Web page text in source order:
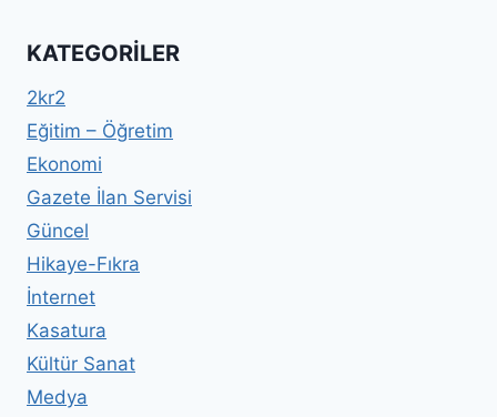
KATEGORILER
2kr2
Eğitim – Öğretim
Ekonomi
Gazete İlan Servisi
Güncel
Hikaye-Fıkra
İnternet
Kasatura
Kültür Sanat
Medya